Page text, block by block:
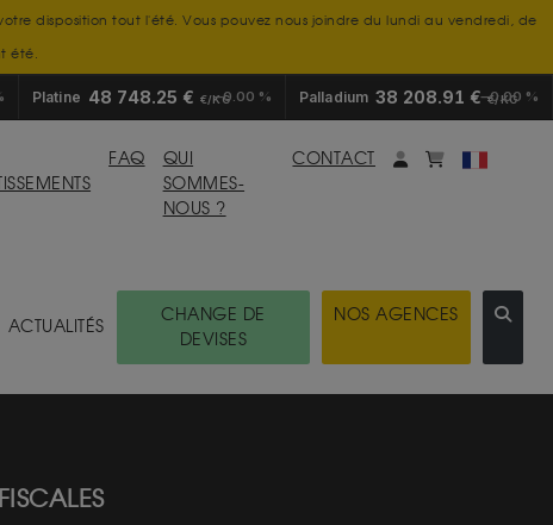
disposition tout l'été. Vous pouvez nous joindre du lundi au vendredi, de
été.
Platine 48 748.25 € €/KG0.00 % Palladium 38 208.91 €€/KG
0.00 %
FAQ
QUI
SOMMES-
NOUS ?
CONTACT Mon compte
monpanier
ACTUALITÉS
CHANGE DE
DEVISES
NOS AGENCES